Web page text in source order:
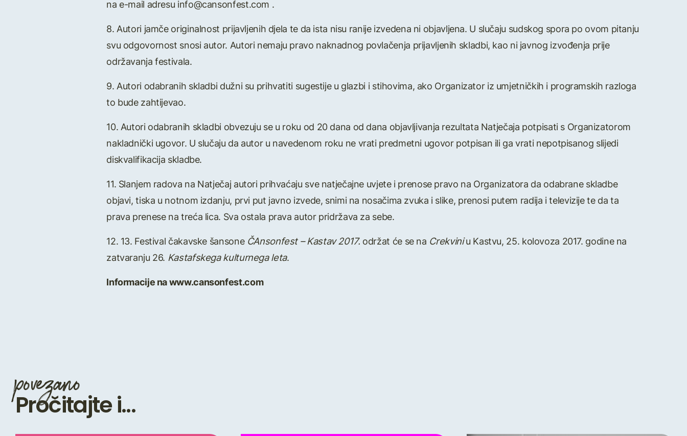
na e-mail adresu info@cansonfest.com .
8. Autori jamče originalnost prijavljenih djela te da ista nisu ranije izvedena ni objavljena. U slučaju sudskog spora po ovom pitanju
svu odgovornost snosi autor. Autori nemaju pravo naknadnog povlačenja prijavljenih skladbi, kao ni javnog izvođenja prije
održavanja festivala.
9. Autori odabranih skladbi dužni su prihvatiti sugestije u glazbi i stihovima, ako Organizator iz umjetničkih i programskih razloga
to bude zahtijevao.
10. Autori odabranih skladbi obvezuju se u roku od 20 dana od dana objavljivanja rezultata Natječaja potpisati s Organizatorom
nakladnički ugovor. U slučaju da autor u navedenom roku ne vrati predmetni ugovor potpisan ili ga vrati nepotpisanog slijedi
diskvalifikacija skladbe.
11. Slanjem radova na Natječaj autori prihvaćaju sve natječajne uvjete i prenose pravo na Organizatora da odabrane skladbe
objavi, tiska u notnom izdanju, prvi put javno izvede, snimi na nosačima zvuka i slike, prenosi putem radija i televizije te da ta
prava prenese na treća lica. Sva ostala prava autor pridržava za sebe.
12. 13. Festival čakavske šansone ČAnsonfest – Kastav 2017. održat će se na Crekviniu Kastvu, 25. kolovoza 2017. godine na
zatvaranju 26. Kastafskega kulturnega leta.
Informacije na www.cansonfest.com
povezano
Pročitajte i...